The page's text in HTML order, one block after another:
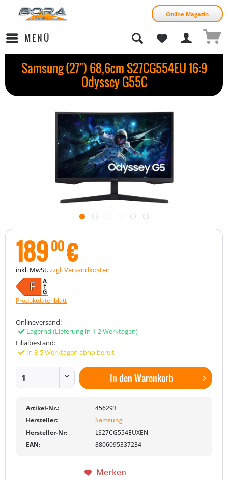
Online Magazin
MENÜ
Samsung (27") 68,6cm S27CG554EU 16:9
Odyssey G55C
18900€
inkl. MwSt.zzgl. Versandkosten
Produktdatenblatt
Onlineversand:
Lagernd (Lieferung in 1-2 Werktagen)
Filialbestand:
In 3-5 Werktagen abholbereit
In denWarenkorb
Artikel-Nr.:
456293
Hersteller:
Samsung
Hersteller-Nr:
LS27CG554EUXEN
EAN:
8806095337234
Merken